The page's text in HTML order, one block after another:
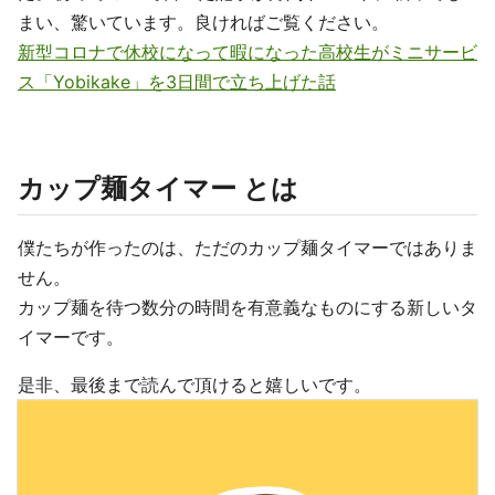
まい、驚いています。良ければご覧ください。
新型コロナで休校になって暇になった高校生がミニサービ
ス「Yobikake」を3日間で立ち上げた話
カップ麺タイマー とは
僕たちが作ったのは、ただのカップ麺タイマーではありま
せん。
カップ麺を待つ数分の時間を有意義なものにする新しいタ
イマーです。
是非、最後まで読んで頂けると嬉しいです。